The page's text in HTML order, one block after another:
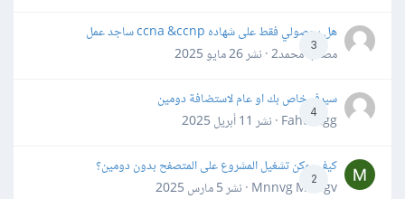
3
هل بحصولي فقط على شهاده ccna &ccnp ساجد عمل
مصعب محمد2 · نشر
26 مايو 2025
4
سيرفر خاص بك او عام لاستضافة دومين
Fahd Ggg · نشر
11 أبريل 2025
2
كيف يمكن تشغيل المشروع على المتصفح بدون دومين؟
Mnnvg Mnbgv · نشر
5 مارس 2025